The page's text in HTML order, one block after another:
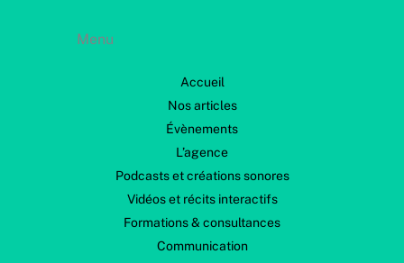
Menu
Accueil
Nos articles
Évènements
L’agence
Podcasts et créations sonores
Vidéos et récits interactifs
Formations & consultances
Communication